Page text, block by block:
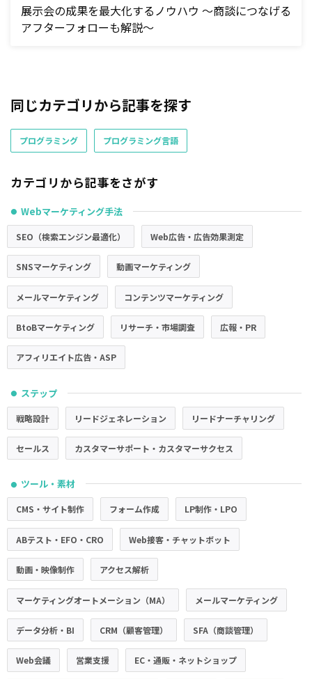
展示会の成果を最大化するノウハウ ～商談につなげる
アフターフォローも解説～
同じカテゴリから記事を探す
プログラミング プログラミング言語
カテゴリから記事をさがす
● Webマーケティング手法
SEO（検索エンジン最適化） Web広告・広告効果測定
SNSマーケティング 動画マーケティング
メールマーケティング コンテンツマーケティング
BtoBマーケティング リサーチ・市場調査 広報・PR
アフィリエイト広告・ASP
● ステップ
戦略設計 リードジェネレーション リードナーチャリング
セールス カスタマーサポート・カスタマーサクセス
● ツール・素材
CMS・サイト制作 フォーム作成 LP制作・LPO
ABテスト・EFO・CRO Web接客・チャットボット
動画・映像制作 アクセス解析
マーケティングオートメーション（MA） メールマーケティング
データ分析・BI CRM（顧客管理） SFA（商談管理）
Web会議 営業支援 EC・通販・ネットショップ